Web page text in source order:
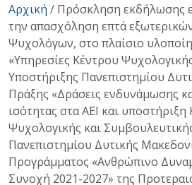
Αρχική / Πρόσκληση εκδήλωσης
την απασχόληση επτά
Ψυχολόγων, στο πλαίσιο
«Υπηρεσίες Κέντρου
Υποστήριξης Πανεπιστημίου
Πράξης «Δράσεις ενδυνάμωσης
ισότητας στα ΑΕΙ και υποστήριξη
Ψυχολογικής και
Πανεπιστημίου Δυτικής
Προγράμματος «Ανθρώπινο
Συνοχή 2021-2027» της